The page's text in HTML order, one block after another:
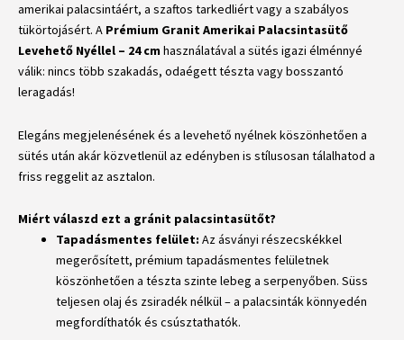
amerikai palacsintáért, a szaftos tarkedliért vagy a szabályos
tükörtojásért. A Prémium Granit Amerikai Palacsintasütő
Levehető Nyéllel – 24 cm használatával a sütés igazi élménnyé
válik: nincs több szakadás, odaégett tészta vagy bosszantó
leragadás!
Elegáns megjelenésének és a levehető nyélnek köszönhetően a
sütés után akár közvetlenül az edényben is stílusosan tálalhatod a
friss reggelit az asztalon.
Miért válaszd ezt a gránit palacsintasütőt?
Tapadásmentes felület: Az ásványi részecskékkel
megerősített, prémium tapadásmentes felületnek
köszönhetően a tészta szinte lebeg a serpenyőben. Süss
teljesen olaj és zsiradék nélkül – a palacsinták könnyedén
megfordíthatók és csúsztathatók.